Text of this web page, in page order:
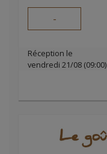
-
Réception le
vendredi 21/08 (09:00)